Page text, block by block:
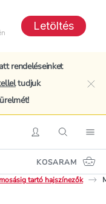
Letöltés
rendeléseinket
tudjuk
BelépésKeresés
KOSARAM
tartó hajszínezők